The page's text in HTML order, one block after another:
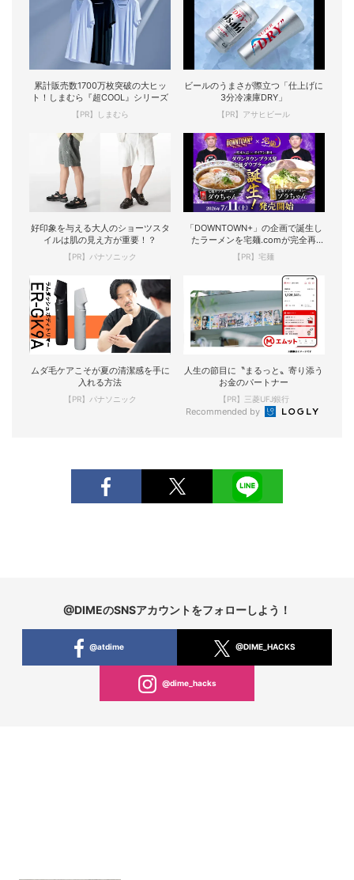
累計販売数1700万枚突破の大ヒッ
ト！しまむら『超COOL』シリーズ
【PR】しまむら
ビールのうまさが際立つ「仕上げに
3分冷凍庫DRY」
【PR】アサヒビール
好印象を与える大人のショーツスタ
イルは肌の見え方が重要！？
【PR】パナソニック
「DOWNTOWN+」の企画で誕生し
たラーメンを宅麺.comが完全再
現！
【PR】宅麺
ムダ毛ケアこそが夏の清潔感を手に
入れる方法
【PR】パナソニック
人生の節目に〝まるっと〟寄り添う
お金のパートナー
【PR】三菱UFJ銀行
Recommended by
@DIMEのSNSアカウントをフォローしよう！
@atdime @DIME_HACKS
@dime_hacks